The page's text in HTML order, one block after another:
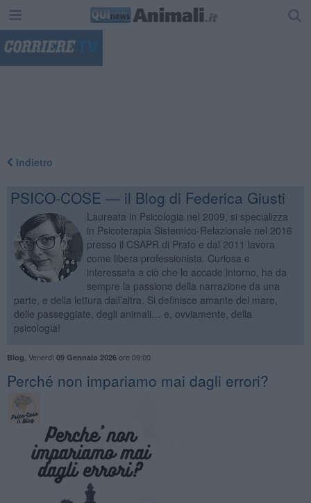
Indietro
PSICO-COSE — il Blog di Federica Giusti
Laureata in Psicologia nel 2009, si specializza
in Psicoterapia Sistemico-Relazionale nel 2016
presso il CSAPR di Prato e dal 2011 lavora
come libera professionista. Curiosa e
interessata a ciò che le accade intorno, ha da
sempre la passione della narrazione da una
parte, e della lettura dall’altra. Si definisce amante del mare,
delle passeggiate, degli animali… e, ovviamente, della
psicologia!
Blog Venerdì 09 Gennaio 2026ore 09:00
​Perché non impariamo mai dagli errori?